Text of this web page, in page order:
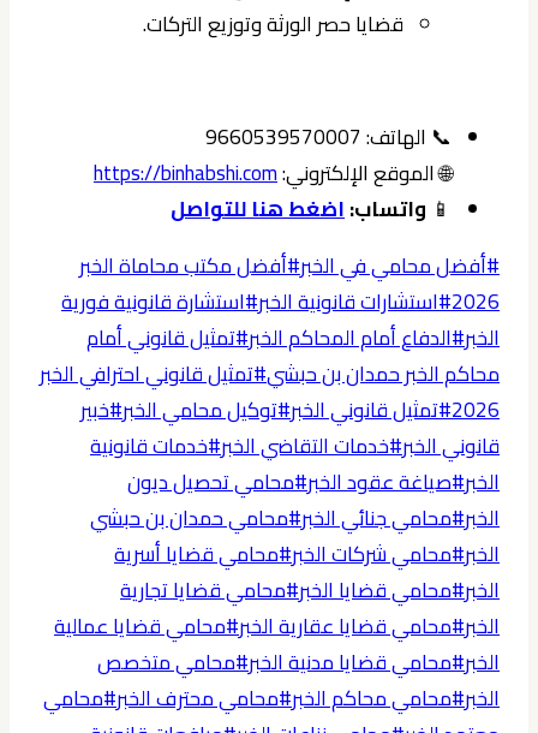
قضايا حصر الورثة وتوزيع التركات.
📞 الهاتف: 9660539570007
🌐 الموقع الإلكتروني:https://binhabshi.com
📱 واتساب:اضغط هنا للتواصل
وسوم
المقال:
#أفضل محامي في الخبر#أفضل مكتب محاماة الخبر
2026
#استشارات قانونية الخبر#استشارة قانونية فورية
الخبر#الدفاع أمام المحاكم الخبر#تمثيل قانوني أمام
محاكم الخبر حمدان بن حبشي#تمثيل قانوني احترافي الخبر
2026
#تمثيل قانوني الخبر#توكيل محامي الخبر#خبير
قانوني الخبر#خدمات التقاضي الخبر#خدمات قانونية
الخبر#صياغة عقود الخبر#محامي تحصيل ديون
الخبر#محامي جنائي الخبر#محامي حمدان بن حبشي
الخبر#محامي شركات الخبر#محامي قضايا أسرية
الخبر#محامي قضايا الخبر#محامي قضايا تجارية
الخبر#محامي قضايا عقارية الخبر#محامي قضايا عمالية
الخبر#محامي قضايا مدنية الخبر#محامي متخصص
الخبر#محامي محاكم الخبر#محامي محترف الخبر#محامي